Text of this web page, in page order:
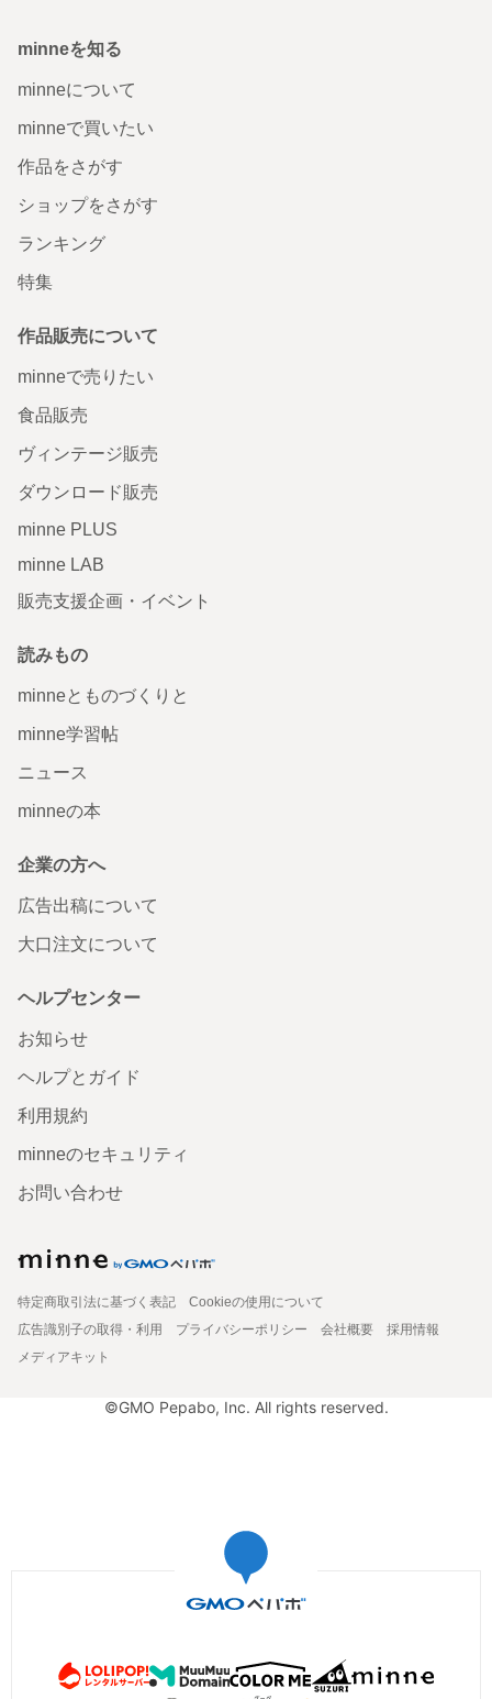
minneを知る
minneについて
minneで買いたい
作品をさがす
ショップをさがす
ランキング
特集
作品販売について
minneで売りたい
食品販売
ヴィンテージ販売
ダウンロード販売
minne PLUS
minne LAB
販売支援企画・イベント
読みもの
minneとものづくりと
minne学習帖
ニュース
minneの本
企業の方へ
広告出稿について
大口注文について
ヘルプセンター
お知らせ
ヘルプとガイド
利用規約
minneのセキュリティ
お問い合わせ
特定商取引法に基づく表記
Cookieの使用について
広告識別子の取得・利用
プライバシーポリシー 会社概要
採用情報
メディアキット
©GMO Pepabo, Inc. All rights reserved.